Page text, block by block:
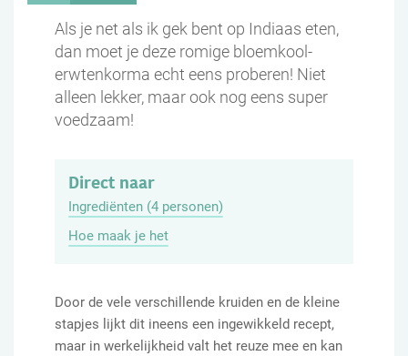
Als je net als ik gek bent op Indiaas eten,
dan moet je deze romige bloemkool-
erwtenkorma echt eens proberen! Niet
alleen lekker, maar ook nog eens super
voedzaam!
Direct naar
Ingrediënten (4 personen)
Hoe maak je het
Door de vele verschillende kruiden en de kleine
stapjes lijkt dit ineens een ingewikkeld recept,
maar in werkelijkheid valt het reuze mee en kan